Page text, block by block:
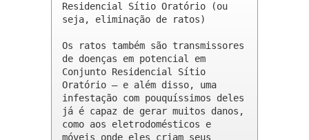
Residencial Sítio Oratório (ou
seja, eliminação de ratos)
Os ratos também são transmissores
de doenças em potencial em
Conjunto Residencial Sítio
Oratório – e além disso, uma
infestação com pouquíssimos deles
já é capaz de gerar muitos danos,
como aos eletrodomésticos e
móveis onde eles criam seus